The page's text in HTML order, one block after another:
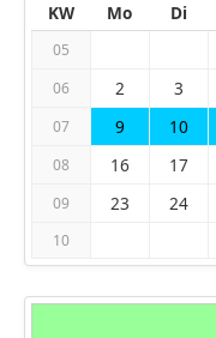
KW
Mo Di
05
06 2 3
07 9 10
08 16 17
09 23 24
10